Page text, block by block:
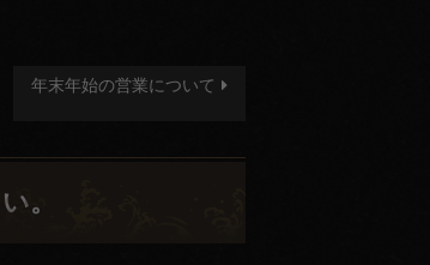
年末年始の営業について
。